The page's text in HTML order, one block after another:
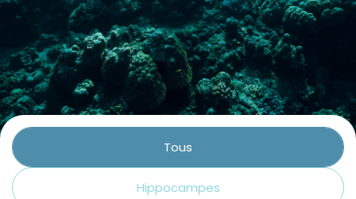
La plongée technique
La plongée adaptée
L'audiovisuel
La TSA et le TSC
Les sciences
Contact
Tous
Hippocampes